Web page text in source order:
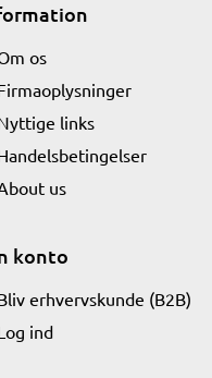
os
links
us
konto
erhvervskunde (B2B)
ind